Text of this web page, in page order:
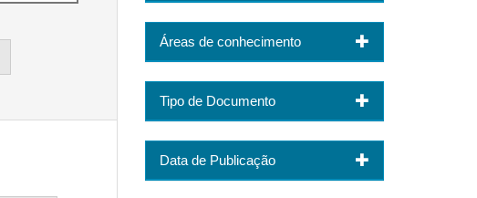
Áreas de conhecimento
Tipo de Documento
Data de Publicação